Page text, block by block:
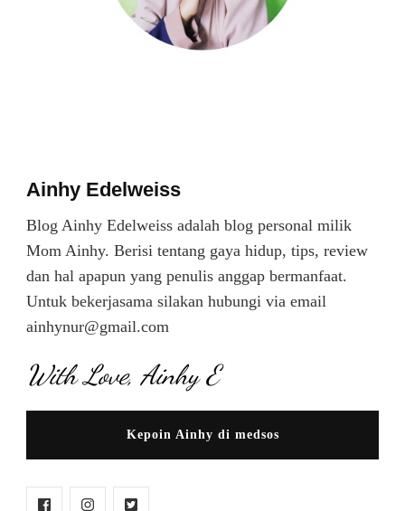
Ainhy Edelweiss
Blog Ainhy Edelweiss adalah blog personal milik
Mom Ainhy. Berisi tentang gaya hidup, tips, review
dan hal apapun yang penulis anggap bermanfaat.
Untuk bekerjasama silakan hubungi via email
ainhynur@gmail.com
With Love, Ainhy E
Kepoin Ainhy di medsos